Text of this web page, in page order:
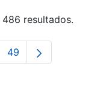
resultados.
intermedias Use
Páxina
49